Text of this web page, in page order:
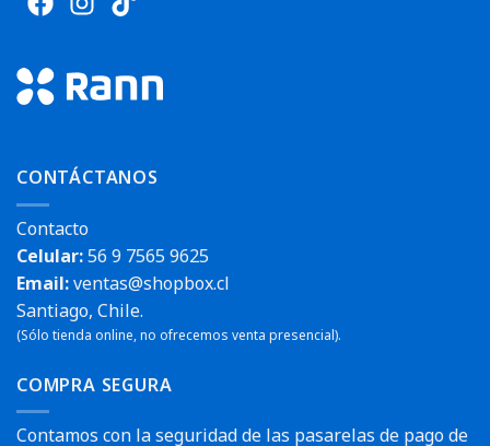
CONTÁCTANOS
Contacto
Celular:56 9 7565 9625
Email:ventas@shopbox.cl
Santiago, Chile.
(Sólo tienda online, no ofrecemos venta presencial).
COMPRA SEGURA
Contamos con la seguridad de las pasarelas de pago de